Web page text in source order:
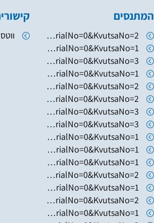
המתנסים
https://www.hugim.org.il/HugimWeb.dll?FromMatnasSite=1&KodMatnas=902&HugIndexNo=2379&HugSerialNo=0&KvutsaNo=2
https://www.hugim.org.il/HugimWeb.dll?FromMatnasSite=1&KodMatnas=902&HugIndexNo=2346&HugSerialNo=0&KvutsaNo=1
https://www.hugim.org.il/HugimWeb.dll?FromMatnasSite=1&KodMatnas=902&HugIndexNo=2003&HugSerialNo=0&KvutsaNo=3
https://www.hugim.org.il/HugimWeb.dll?FromMatnasSite=1&KodMatnas=902&HugIndexNo=2003&HugSerialNo=0&KvutsaNo=1
https://www.hugim.org.il/HugimWeb.dll?FromMatnasSite=1&KodMatnas=902&HugIndexNo=2003&HugSerialNo=0&KvutsaNo=2
https://www.hugim.org.il/HugimWeb.dll?FromMatnasSite=1&KodMatnas=902&HugIndexNo=2050&HugSerialNo=0&KvutsaNo=2
https://www.hugim.org.il/HugimWeb.dll?FromMatnasSite=1&KodMatnas=902&HugIndexNo=2050&HugSerialNo=0&KvutsaNo=3
https://www.hugim.org.il/HugimWeb.dll?FromMatnasSite=1&KodMatnas=902&HugIndexNo=3055&HugSerialNo=0&KvutsaNo=3
https://www.hugim.org.il/HugimWeb.dll?FromMatnasSite=1&KodMatnas=902&HugIndexNo=6019&HugSerialNo=0&KvutsaNo=1
https://www.hugim.org.il/HugimWeb.dll?FromMatnasSite=1&KodMatnas=902&HugIndexNo=2131&HugSerialNo=0&KvutsaNo=1
https://www.hugim.org.il/HugimWeb.dll?FromMatnasSite=1&KodMatnas=902&HugIndexNo=3002&HugSerialNo=0&KvutsaNo=1
https://www.hugim.org.il/HugimWeb.dll?FromMatnasSite=1&KodMatnas=902&HugIndexNo=3002&HugSerialNo=0&KvutsaNo=2
https://www.hugim.org.il/HugimWeb.dll?FromMatnasSite=1&KodMatnas=902&HugIndexNo=3305&HugSerialNo=0&KvutsaNo=1
https://www.hugim.org.il/HugimWeb.dll?FromMatnasSite=1&KodMatnas=902&HugIndexNo=2001&HugSerialNo=0&KvutsaNo=2
https://www.hugim.org.il/HugimWeb.dll?FromMatnasSite=1&KodMatnas=902&HugIndexNo=3016&HugSerialNo=0&KvutsaNo=1